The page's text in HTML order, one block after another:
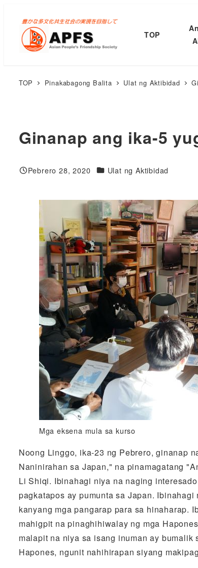
pangunahing
nilalaman
TOP
TOP Pinakabagong Balita Ulat ng Aktibidad
Ginanap ang ika-5
Nai-publish
Pebrero 28, 2020 Mga Kategorya
Ulat ng Aktibidad
Mga eksena mula sa kurso
Noong Linggo, ika-23 ng Pebrero, ginanap
Naninirahan sa Japan," na pinamagatang
Li Shiqi. Ibinahagi niya na naging
pagkatapos ay pumunta sa Japan.
kanyang mga pangarap para sa hinaharap.
mahigpit na pinaghihiwalay ng mga
malapit na niya sa isang inuman ay
Hapones, ngunit nahihirapan siyang